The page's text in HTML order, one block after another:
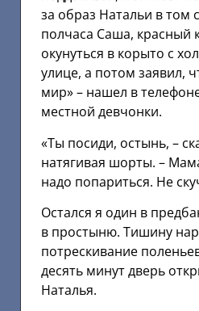
за образ Натальи в том
полчаса Саша, красный
окунуться в корыто с
улице, а потом заявил,
мир» – нашел в
местной девчонки.
«Ты посиди, остынь, –
натягивая шорты. –
надо попариться. Не
Остался я один в
в простыню. Тишину
потрескивание
десять минут дверь
Наталья.